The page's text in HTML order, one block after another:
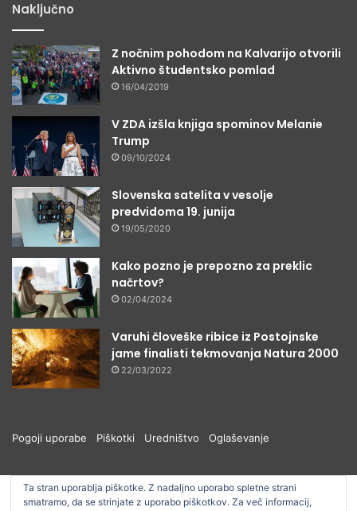
Naključno
Z nočnim pohodom na Kalvarijo otvorili
Aktivno študentsko pomlad
16/04/2019
V ZDA izšla knjiga spominov Melanie
Trump
09/10/2024
Slovenska satelita v vesolje
predvidoma 19. junija
19/05/2020
Kako pozno je prepozno za preklic
načrtov?
02/04/2024
Varuhi človeške ribice iz Postojnske
jame finalisti tekmovanja Natura 2000
22/03/2022
Pogoji uporabe Piškotki Uredništvo Oglaševanje
© ŠOUM 2026, Vse pravice pridržane
Ta stran uporablja piškotke. Z nadaljno uporabo spletne strani
smatramo, da se strinjate z uporabo piškotkov. Za več informacij,